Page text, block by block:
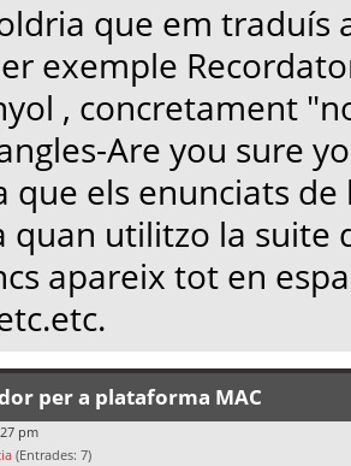
que em traduís
exemple
, concretament
Are you sure
que els enunciats
quan utilitzo la suite
apareix tot en
per a plataforma MAC
pm
(Entrades: 7)